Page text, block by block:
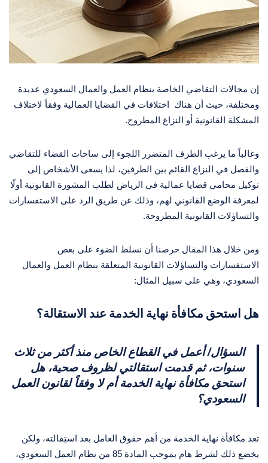
إن مجالات التقاضي الخاصة بنظام العمل والعمال السعودي عديدة
ومختلفة، حيث أن هناك اختلافات في القضايا العمالية وفقاً لاختلاف
المشكلة القانونية أو النزاع المطروح.
وغالباً ما يرغب الطرف المتضرر اللجوء إلى ساحات القضاء للتقاضي
والفصل في النزاع القائم بين الطرفين، لذا يسعى الأشخاص إلى
توكيل محامي قضايا عمالية في الرياض لطلب المشورة القانونية أولًا
لمعرفة الوضع القانوني لهم، وذلك عن طريق الرد على الاستفسارات
والتساؤلات القانونية المطروحة.
ومن خلال هذا المقال حرصنا أن نسلط الضوء على بعص
الاستفسارات والتساؤلات القانونية المتعلقة بنظام العمل والعمال
السعودي، وهي على سبيل المثال:
هل استحق مكافأة نهاية الخدمة عند الاستقالة؟
السؤال/ أعمل في القطاع الخاص منذ أكثر من ثلاث
سنوات، ثم قدمت استقالتي لظروف صحية، هل
استحق مكافأة نهاية الخدمة أم لا وفقاً لقانون العمل
السعودي؟
تعد مكافأة نهاية الخدمة من أهم حقوق العامل بعد استِقالته، ولكن
يخضع ذلك لشرط هام بموجب المادة 85 من نظام العمل السعودي،